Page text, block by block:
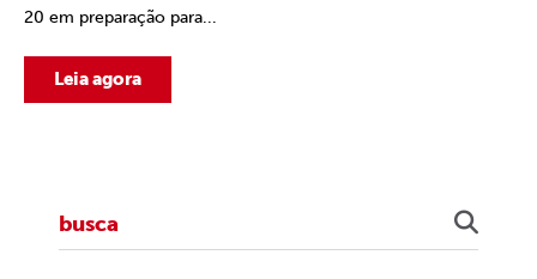
20 em preparação para...
Leia agora